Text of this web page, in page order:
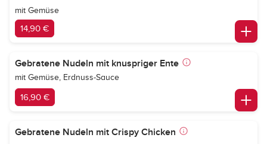
mit Gemüse
14,90 €
Gebratene Nudeln mit knuspriger Ente
mit Gemüse, Erdnuss-Sauce
16,90 €
Gebratene Nudeln mit Crispy Chicken